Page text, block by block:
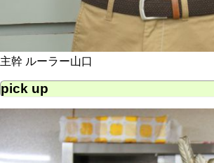
主幹 ルーラー山口
pick up